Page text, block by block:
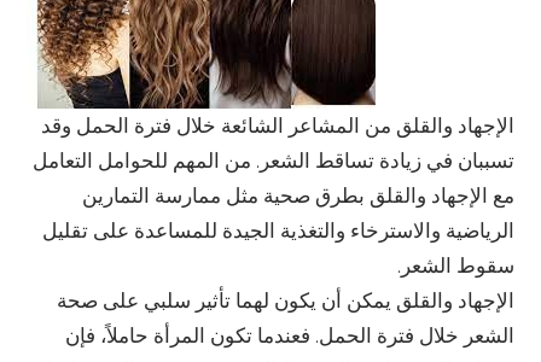
الإجهاد والقلق من المشاعر الشائعة خلال فترة الحمل وقد
تسببان في زيادة تساقط الشعر. من المهم للحوامل التعامل
مع الإجهاد والقلق بطرق صحية مثل ممارسة التمارين
الرياضية والاسترخاء والتغذية الجيدة للمساعدة على تقليل
سقوط الشعر.
الإجهاد والقلق يمكن أن يكون لهما تأثير سلبي على صحة
الشعر خلال فترة الحمل. فعندما تكون المرأة حاملاً، فإن